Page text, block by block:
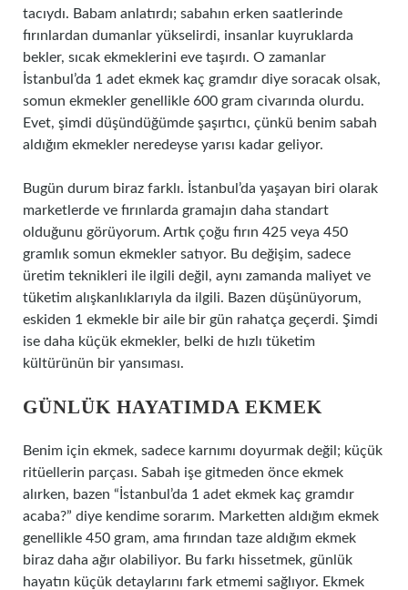
tacıydı. Babam anlatırdı; sabahın erken saatlerinde
fırınlardan dumanlar yükselirdi, insanlar kuyruklarda
bekler, sıcak ekmeklerini eve taşırdı. O zamanlar
İstanbul’da 1 adet ekmek kaç gramdır diye soracak olsak,
somun ekmekler genellikle 600 gram civarında olurdu.
Evet, şimdi düşündüğümde şaşırtıcı, çünkü benim sabah
aldığım ekmekler neredeyse yarısı kadar geliyor.
Bugün durum biraz farklı. İstanbul’da yaşayan biri olarak
marketlerde ve fırınlarda gramajın daha standart
olduğunu görüyorum. Artık çoğu fırın 425 veya 450
gramlık somun ekmekler satıyor. Bu değişim, sadece
üretim teknikleri ile ilgili değil, aynı zamanda maliyet ve
tüketim alışkanlıklarıyla da ilgili. Bazen düşünüyorum,
eskiden 1 ekmekle bir aile bir gün rahatça geçerdi. Şimdi
ise daha küçük ekmekler, belki de hızlı tüketim
kültürünün bir yansıması.
GÜNLÜK HAYATIMDA EKMEK
Benim için ekmek, sadece karnımı doyurmak değil; küçük
ritüellerin parçası. Sabah işe gitmeden önce ekmek
alırken, bazen “İstanbul’da 1 adet ekmek kaç gramdır
acaba?” diye kendime sorarım. Marketten aldığım ekmek
genellikle 450 gram, ama fırından taze aldığım ekmek
biraz daha ağır olabiliyor. Bu farkı hissetmek, günlük
hayatın küçük detaylarını fark etmemi sağlıyor. Ekmek